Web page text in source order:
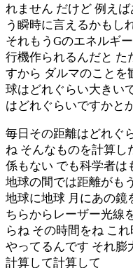
れません だけど 例え
う瞬時に言えるかもし
それもうGのエネルギ
行機作られるんだと た
すから ダルマのことを
球はどれぐらい大きい
はどれぐらいですかと
毎日その距離はどれぐ
ね そんなものを計算し
係もない でも科学者は
地球の間では距離がも
地球に地球 月にあの鏡
ちらからレーザー光線
らね その時間をね こ
やってるんです それ膨
計算して計算して